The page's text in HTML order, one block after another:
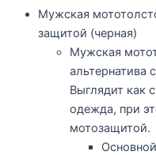
Мужская
защитой (черная)
Мужская
альтернатива
Выглядит как
одежда, при
мотозащитой.